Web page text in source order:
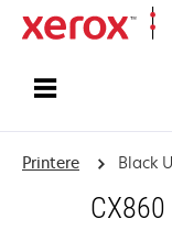
Printere Black